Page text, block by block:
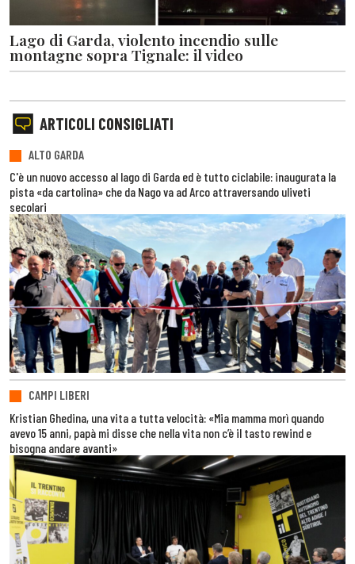
Lago di Garda, violento incendio sulle
montagne sopra Tignale: il video
ARTICOLI CONSIGLIATI
ALTO GARDA
C'è un nuovo accesso al lago di Garda ed è tutto ciclabile: inaugurata la
pista «da cartolina» che da Nago va ad Arco attraversando uliveti
secolari
CAMPI LIBERI
Kristian Ghedina, una vita a tutta velocità: «Mia mamma morì quando
avevo 15 anni, papà mi disse che nella vita non c’è il tasto rewind e
bisogna andare avanti»